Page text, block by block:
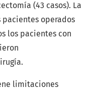
(43 casos). La
operados
los pacientes con
limitaciones